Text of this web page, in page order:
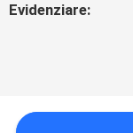
Evidenziare: